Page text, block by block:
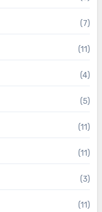
(7)
(11)
(4)
(5)
(11)
(11)
(3)
(11)